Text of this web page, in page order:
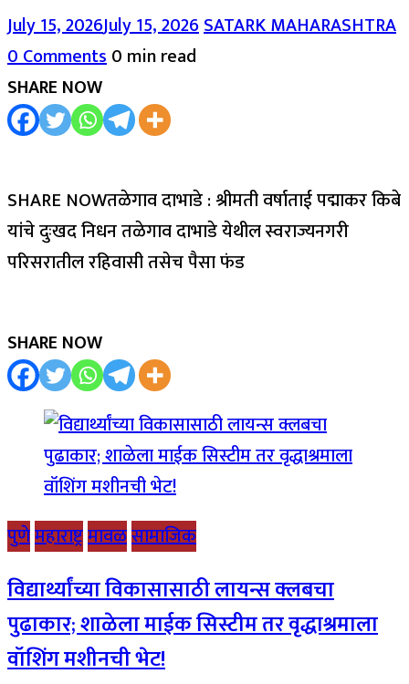
July 15, 2026July 15, 2026SATARK MAHARASHTRA
0 Comments0 min read
SHARE NOW
SHARE NOWतळेगाव दाभाडे : श्रीमती वर्षाताई पद्माकर किबे
यांचे दुःखद निधन तळेगाव दाभाडे येथील स्वराज्यनगरी
परिसरातील रहिवासी तसेच पैसा फंड
SHARE NOW
पुणेमहाराष्ट्रमावळसामाजिक
विद्यार्थ्यांच्या विकासासाठी लायन्स क्लबचा
पुढाकार; शाळेला माईक सिस्टीम तर वृद्धाश्रमाला
वॉशिंग मशीनची भेट!